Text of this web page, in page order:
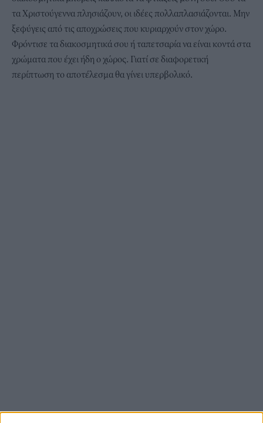
τα Χριστούγεννα πλησιάζουν, οι ιδέες πολλαπλασιάζονται. Μην
ξεφύγεις από τις αποχρώσεις που κυριαρχούν στον χώρο.
Φρόντισε τα διακοσμητικά σου ή ταπετσαρία να είναι κοντά στα
χρώματα που έχει ήδη ο χώρος. Γιατί σε διαφορετική
περίπτωση το αποτέλεσμα θα γίνει υπερβολικό.